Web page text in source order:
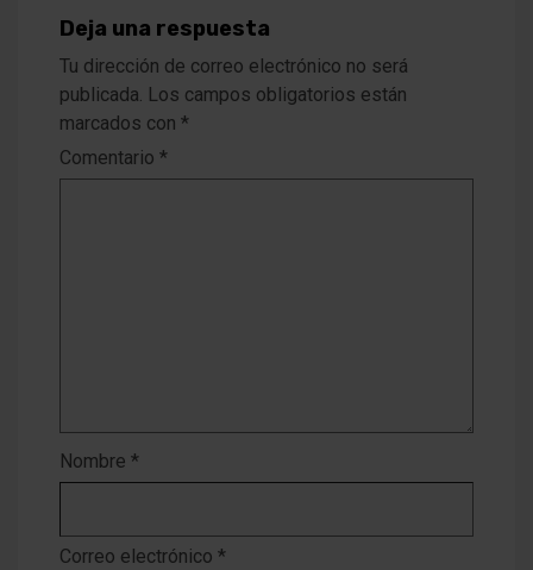
Deja una respuesta
Tu dirección de correo electrónico no será
publicada. Los campos obligatorios están
marcados con *
Comentario *
Nombre *
Correo electrónico *